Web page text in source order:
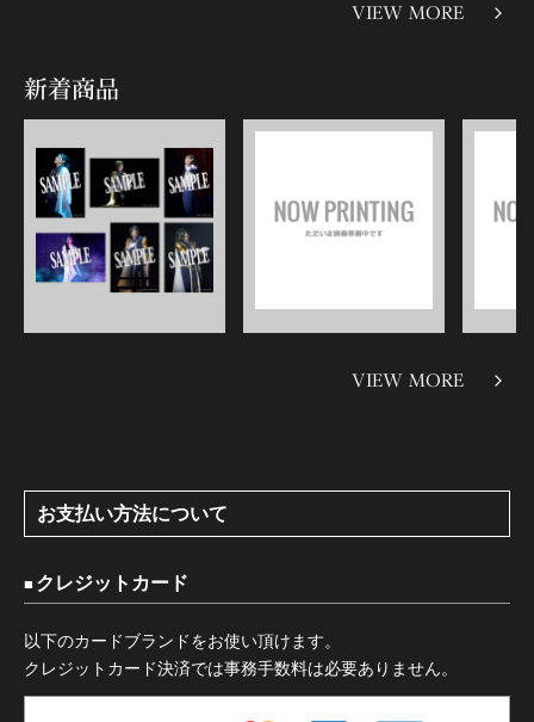
VIEW MORE
新着商品
VIEW MORE
お支払い方法について
クレジットカード
以下のカードブランドをお使い頂けます。
クレジットカード決済では事務手数料は必要ありません。